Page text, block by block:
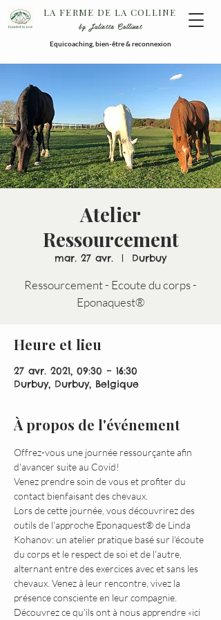
LA FERME DE LA COLLINE
by Juliette Collinet
Equicoaching, bien-être & reconnexion
Atelier
Ressourcement
mar. 27 avr.
  |
Durbuy
Ressourcement - Ecoute du corps -
Eponaquest®
Heure et lieu
27 avr. 2021, 09:30 – 16:30
Durbuy, Durbuy, Belgique
À propos de l'événement
Offrez-vous une journée ressourçante afin
d'avancer suite au Covid!
Venez prendre soin de vous et profiter du
contact bienfaisant des chevaux.
Lors de cette journée, vous découvrirez des
outils de l'approche Eponaquest® de Linda
Kohanov: un atelier pratique basé sur l'écoute
du corps et le respect de soi et de l'autre,
alternant entre des exercices avec et sans les
chevaux. Venez à leur rencontre, vivez la
présence consciente en leur compagnie.
Découvrez ce qu’ils ont à nous apprendre «ici